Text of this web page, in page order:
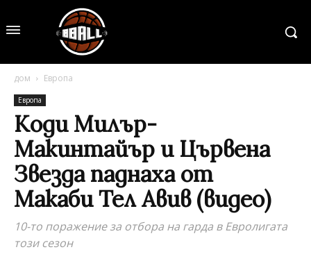
дом Европа
Европа
Коди Милър-
Макинтайър и Цървена
Звезда паднаха от
Макаби Тел Авив (видео)
10-то поражение за отбора на гарда в Евролигата
този сезон